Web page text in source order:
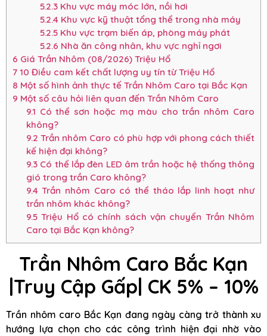
5.2.3Khu vực máy móc lớn, nồi hơi
5.2.4 Khu vực kỹ thuật tổng thể trong nhà máy
5.2.5Khu vực trạm biến áp, phòng máy phát
5.2.6 Nhà ăn công nhân, khu vực nghỉ ngơi
6 Giá Trần Nhôm (08/2026) Triệu Hổ
7 10 Điều cam kết chất lượng uy tín từ Triệu Hổ
8 Một số hình ảnh thực tế Trần Nhôm Caro tại Bắc Kạn
9 Một số câu hỏi liên quan đến Trần Nhôm Caro
9.1 Có thể sơn hoặc mạ màu cho trần nhôm Caro
không?
9.2 Trần nhôm Caro có phù hợp với phong cách thiết
kế hiện đại không?
9.3Có thể lắp đèn LED âm trần hoặc hệ thống thông
gió trong trần Caro không?
9.4 Trần nhôm Caro có thể tháo lắp linh hoạt như
trần nhôm khác không?
9.5Triệu Hổ có chính sách vận chuyển Trần Nhôm
Caro tại Bắc Kạn không?
Trần Nhôm Caro Bắc Kạn
|Truy Cập Gấp| CK 5% – 10%
Trần nhôm caro Bắc Kạn đang ngày càng trở thành xu
hướng lựa chọn cho các công trình hiện đại nhờ vào